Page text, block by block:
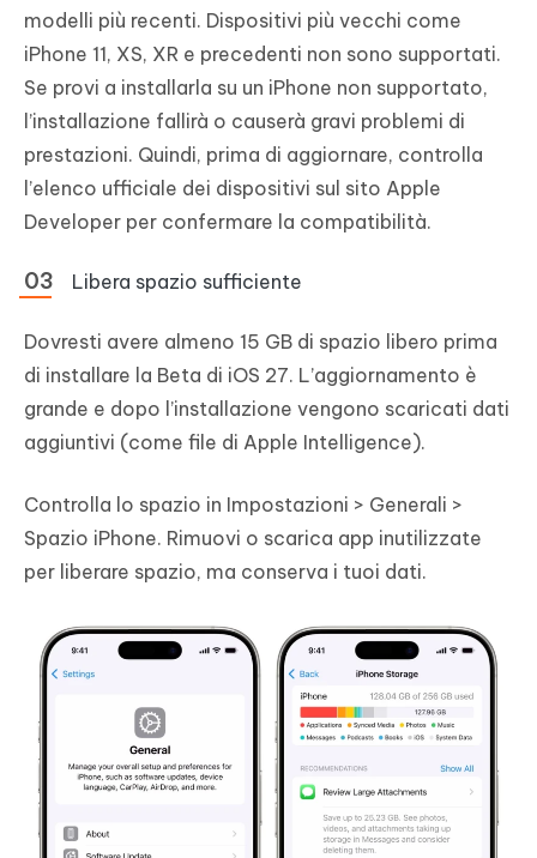
modelli più recenti. Dispositivi più vecchi come
iPhone 11, XS, XR e precedenti non sono supportati.
Se provi a installarla su un iPhone non supportato,
l’installazione fallirà o causerà gravi problemi di
prestazioni. Quindi, prima di aggiornare, controlla
l’elenco ufficiale dei dispositivi sul sito Apple
Developer per confermare la compatibilità.
Libera spazio sufficiente
Dovresti avere almeno 15 GB di spazio libero prima
di installare la Beta di iOS 27. L’aggiornamento è
grande e dopo l’installazione vengono scaricati dati
aggiuntivi (come file di Apple Intelligence).
Controlla lo spazio in Impostazioni > Generali >
Spazio iPhone. Rimuovi o scarica app inutilizzate
per liberare spazio, ma conserva i tuoi dati.